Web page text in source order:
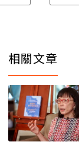
相關文章